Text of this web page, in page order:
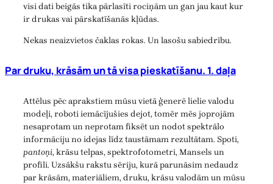
visi dati beigās tika pārlasīti rociņām un gan jau kaut kur
ir drukas vai pārskatīšanās kļūdas.
Nekas neaizvietos čaklas rokas. Un lasošu sabiedrību.
Par druku, krāsām un tā visa pieskatīšanu. 1. daļa
Attēlus pēc aprakstiem mūsu vietā ģenerē lielie valodu
modeļi, roboti iemācījušies dejot, tomēr mēs joprojām
nesaprotam un neprotam fiksēt un nodot spektrālo
informāciju no idejas līdz taustāmam rezultātam. Spoti,
pantoņi, krāsu telpas, spektrofotometri, Mansels un
profili. Uzsākšu rakstu sēriju, kurā parunāsim nedaudz
par krāsām, materiāliem, druku, krāsu valodām un mūsu